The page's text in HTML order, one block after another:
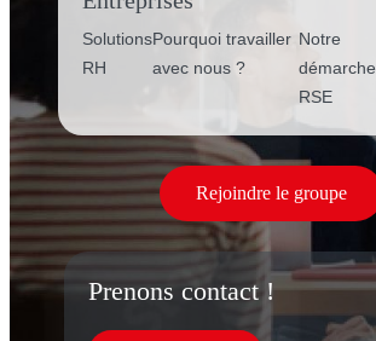
Solutions
RH
Pourquoi travailler
avec nous ?
Notre
démarche
RSE
Rejoindre le groupe
Prenons contact !